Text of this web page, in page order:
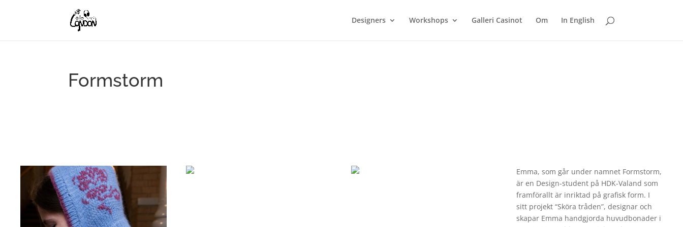
Designers Workshops Galleri Casinot Om In English
Formstorm
Emma, som går under namnet Formstorm,
är en Design-student på HDK-Valand som
framförallt är inriktad på grafisk form. I
sitt projekt “Sköra tråden”, designar och
skapar Emma handgjorda huvudbonader i